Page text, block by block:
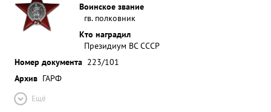
Воинское звание
гв. полковник
Кто наградил
Президиум ВС СССР
Номер документа 223/101
Архив ГАРФ
Ещё